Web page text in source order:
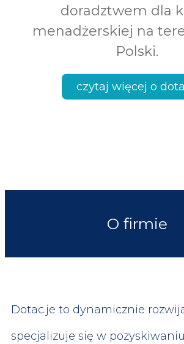
doradztwem dla
menadżerskiej na
Polski.
czytaj więcej o
O firmie
Dotac.je to dynamicznie
specjalizuje się w